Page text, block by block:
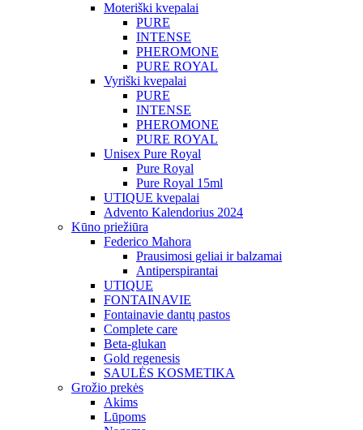
Moteriški kvepalai
PURE
INTENSE
PHEROMONE
PURE ROYAL
Vyriški kvepalai
PURE
INTENSE
PHEROMONE
PURE ROYAL
Unisex Pure Royal
Pure Royal
Pure Royal 15ml
UTIQUE kvepalai
Advento Kalendorius 2024
Kūno priežiūra
Federico Mahora
Prausimosi geliai ir balzamai
Antiperspirantai
UTIQUE
FONTAINAVIE
Fontainavie dantų pastos
Complete care
Beta-glukan
Gold regenesis
SAULĖS KOSMETIKA
Grožio prekės
Akims
Lūpoms